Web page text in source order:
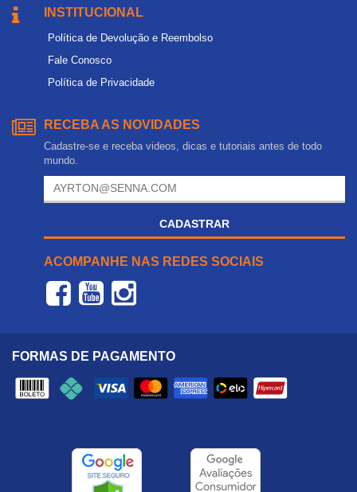
INSTITUCIONAL
Política de Devolução e Reembolso
Fale Conosco
Política de Privacidade
RECEBA AS NOVIDADES
Cadastre-se e receba videos, dicas e tutoriais antes de todo
mundo.
CADASTRAR
ACOMPANHE NAS REDES SOCIAIS
FORMAS DE PAGAMENTO